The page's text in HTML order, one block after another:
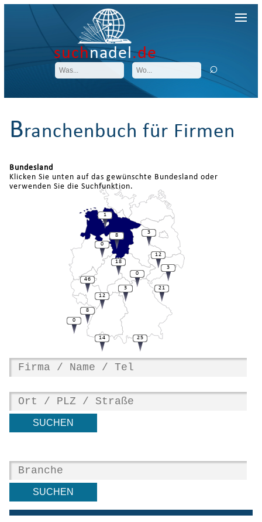
suchnadel.de
Branchenbuch für Firmen
Bundesland
Klicken Sie unten auf das gewünschte Bundesland oder
verwenden Sie die Suchfunktion.
21
3
46
12
0
3
8
1
0
18
0
12
8
14
3
25